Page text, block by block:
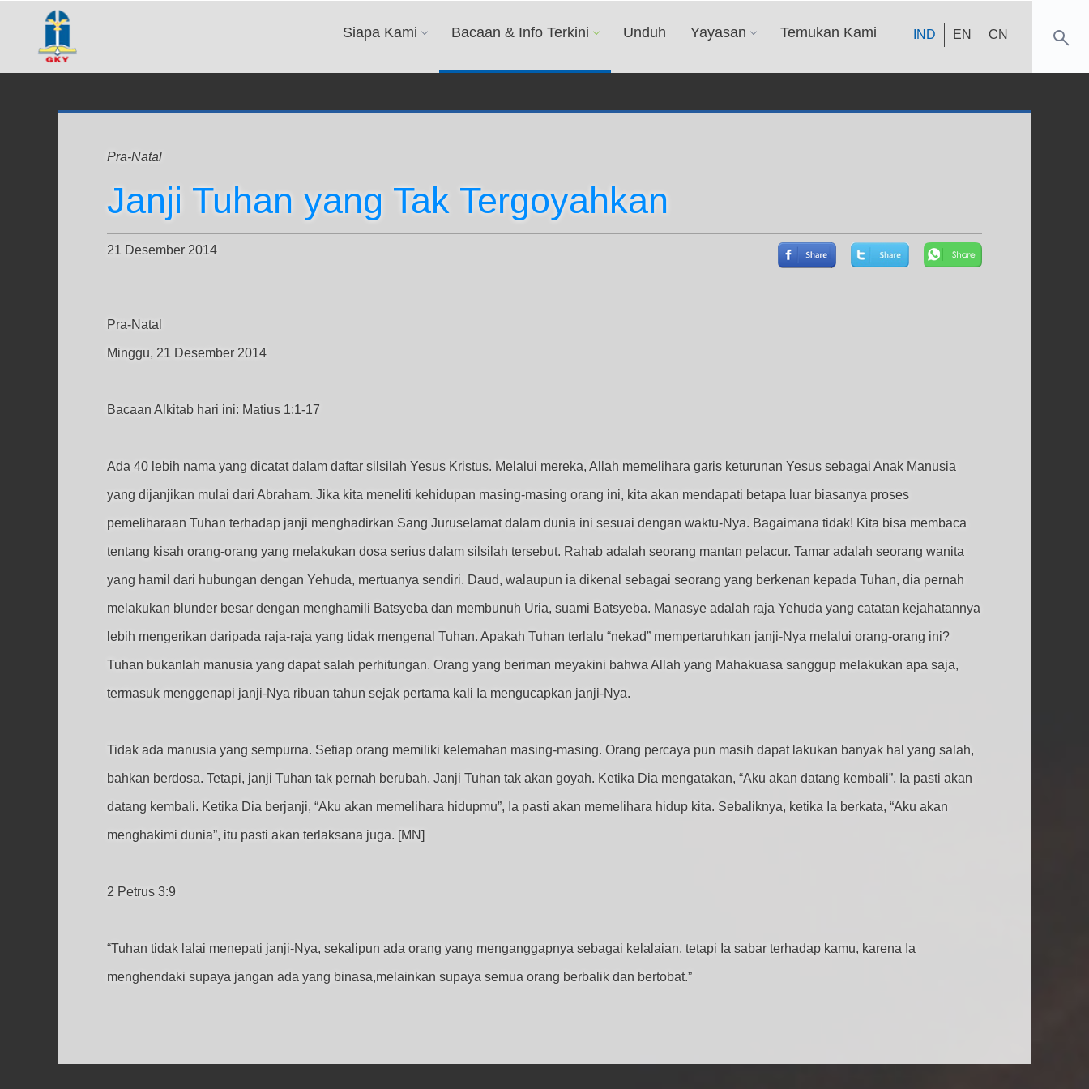
IND EN CN
Siapa Kami Bacaan & Info Terkini Unduh Yayasan Temukan Kami
Pra-Natal
Janji Tuhan yang Tak Tergoyahkan
21 Desember 2014
Pra-Natal
Minggu, 21 Desember 2014
Bacaan Alkitab hari ini: Matius 1:1-17
Ada 40 lebih nama yang dicatat dalam daftar silsilah Yesus Kristus. Melalui mereka, Allah memelihara garis keturunan Yesus sebagai Anak Manusia
yang dijanjikan mulai dari Abraham. Jika kita meneliti kehidupan masing-masing orang ini, kita akan mendapati betapa luar biasanya proses
pemeliharaan Tuhan terhadap janji menghadirkan Sang Juruselamat dalam dunia ini sesuai dengan waktu-Nya. Bagaimana tidak! Kita bisa membaca
tentang kisah orang-orang yang melakukan dosa serius dalam silsilah tersebut. Rahab adalah seorang mantan pelacur. Tamar adalah seorang wanita
yang hamil dari hubungan dengan Yehuda, mertuanya sendiri. Daud, walaupun ia dikenal sebagai seorang yang berkenan kepada Tuhan, dia pernah
melakukan blunder besar dengan menghamili Batsyeba dan membunuh Uria, suami Batsyeba. Manasye adalah raja Yehuda yang catatan kejahatannya
lebih mengerikan daripada raja-raja yang tidak mengenal Tuhan. Apakah Tuhan terlalu “nekad” mempertaruhkan janji-Nya melalui orang-orang ini?
Tuhan bukanlah manusia yang dapat salah perhitungan. Orang yang beriman meyakini bahwa Allah yang Mahakuasa sanggup melakukan apa saja,
termasuk menggenapi janji-Nya ribuan tahun sejak pertama kali Ia mengucapkan janji-Nya.
Tidak ada manusia yang sempurna. Setiap orang memiliki kelemahan masing-masing. Orang percaya pun masih dapat lakukan banyak hal yang salah,
bahkan berdosa. Tetapi, janji Tuhan tak pernah berubah. Janji Tuhan tak akan goyah. Ketika Dia mengatakan, “Aku akan datang kembali”, Ia pasti akan
datang kembali. Ketika Dia berjanji, “Aku akan memelihara hidupmu”, Ia pasti akan memelihara hidup kita. Sebaliknya, ketika Ia berkata, “Aku akan
menghakimi dunia”, itu pasti akan terlaksana juga. [MN]
2 Petrus 3:9
“Tuhan tidak lalai menepati janji-Nya, sekalipun ada orang yang menganggapnya sebagai kelalaian, tetapi Ia sabar terhadap kamu, karena Ia
menghendaki supaya jangan ada yang binasa,melainkan supaya semua orang berbalik dan bertobat.”